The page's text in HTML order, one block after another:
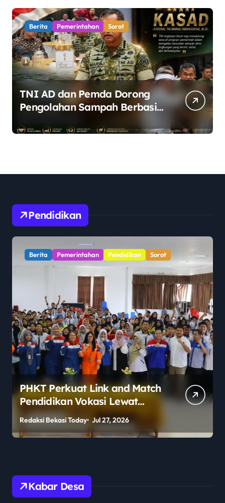
Berita Pemerintahan Sorot
TNI AD dan Pemda Dorong
Pengolahan Sampah Berbasis
Pendidikan
Berita Pemerintahan Pendidikan Sorot
PHKT Perkuat Link and Match
Pendidikan Vokasi Lewat
Program Guru Tamu di SMKN
2 Penajam Paser Utara
Redaksi Bekasi Today Jul 27, 2026
Kabar Desa